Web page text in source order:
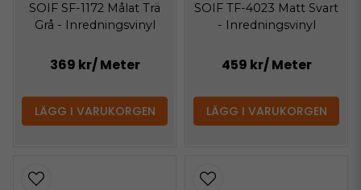
SOIF SF-1172 Målat Trä
Grå - Inredningsvinyl
369 kr/ Meter
LÄGG I VARUKORGEN
SOIF TF-4023 Matt Svart
- Inredningsvinyl
459 kr/ Meter
LÄGG I VARUKORGEN